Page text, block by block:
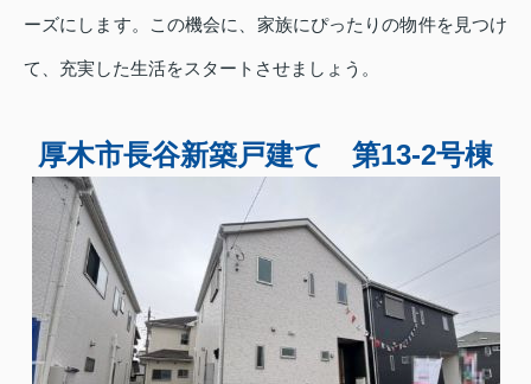
ーズにします。この機会に、家族にぴったりの物件を見つけ
て、充実した生活をスタートさせましょう。
厚木市長谷新築戸建て 第13-2号棟